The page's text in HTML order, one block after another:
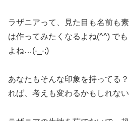
ラザニアって、見た目も名前も
は作ってみたくなるよね(^^) で
よね…(-_-;)
あなたもそんな印象を持ってる
れば、考えも変わるかもしれな